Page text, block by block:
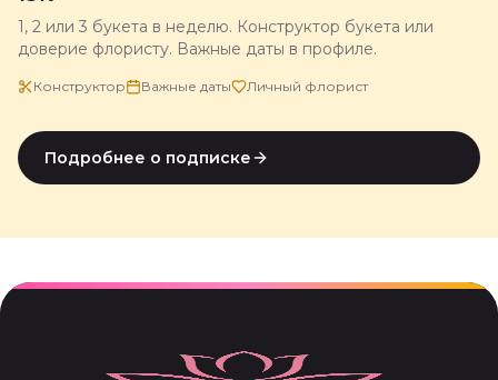
1, 2 или 3 букета в неделю. Конструктор букета или
доверие флористу. Важные даты в профиле.
Конструктор Важные даты Личный флорист
Подробнее о подписке